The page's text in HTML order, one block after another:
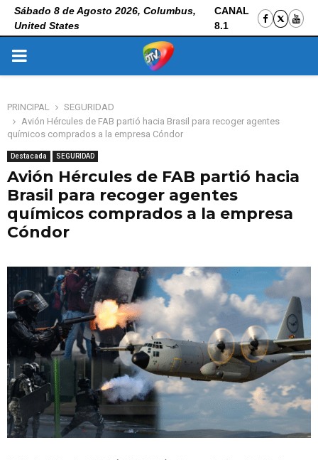
Sábado 8 de Agosto 2026, Columbus,
United States
CANAL
8.1
PRIMARY
PRINCIPAL
SEGURIDAD
Avión Hércules de FAB partió hacia Brasil para recoger agentes
químicos comprados a la empresa Cóndor
Destacada SEGURIDAD
Avión Hércules de FAB partió hacia
Brasil para recoger agentes
químicos comprados a la empresa
Cóndor